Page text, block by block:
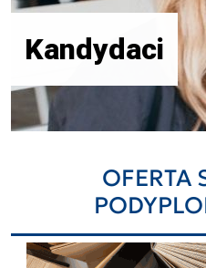
Kandydaci
OFERTA